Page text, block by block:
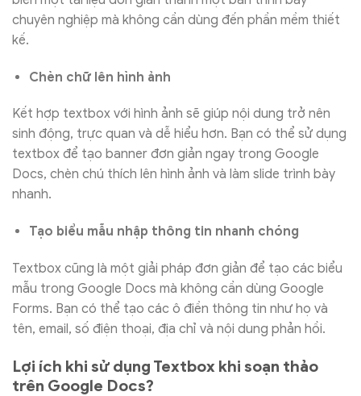
chuyên nghiệp mà không cần dùng đến phần mềm thiết
kế.
Chèn chữ lên hình ảnh
Kết hợp textbox với hình ảnh sẽ giúp nội dung trở nên
sinh động, trực quan và dễ hiểu hơn. Bạn có thể sử dụng
textbox để tạo banner đơn giản ngay trong Google
Docs, chèn chú thích lên hình ảnh và làm slide trình bày
nhanh.
Tạo biểu mẫu nhập thông tin nhanh chóng
Textbox cũng là một giải pháp đơn giản để tạo các biểu
mẫu trong Google Docs mà không cần dùng Google
Forms. Bạn có thể tạo các ô điền thông tin như họ và
tên, email, số điện thoại, địa chỉ và nội dung phản hồi.
Lợi ích khi sử dụng Textbox khi soạn thảo
trên Google Docs?